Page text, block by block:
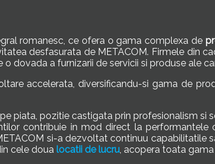
romanesc, ce ofera o gama complexa de
desfasurata de METACOM. Firmele din
o dovada a furnizarii de servicii si produse ale
accelerata, diversificandu-si gama de
piata, pozitie castigata prin profesionalism si
contribuie in mod direct la
si-a dezvoltat continuu capabilitatile
cele doua locatii de lucru, acopera toata